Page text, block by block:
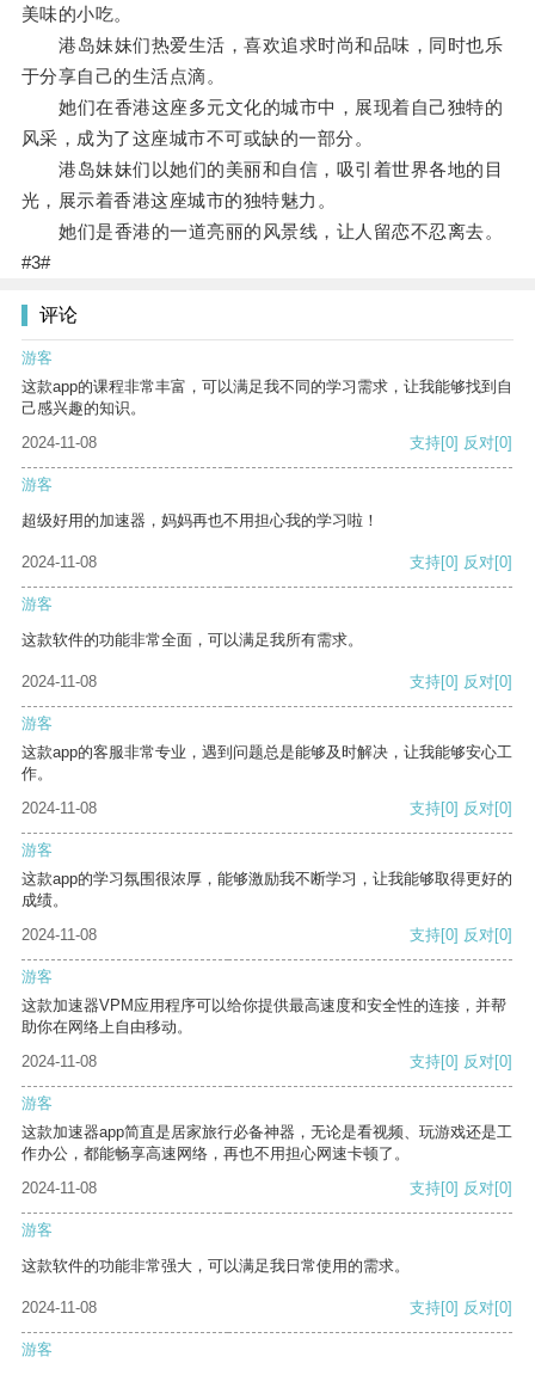
美味的小吃。
港岛妹妹们热爱生活，喜欢追求时尚和品味，同时也乐
于分享自己的生活点滴。
她们在香港这座多元文化的城市中，展现着自己独特的
风采，成为了这座城市不可或缺的一部分。
港岛妹妹们以她们的美丽和自信，吸引着世界各地的目
光，展示着香港这座城市的独特魅力。
她们是香港的一道亮丽的风景线，让人留恋不忍离去。
#3#
评论
游客
这款app的课程非常丰富，可以满足我不同的学习需求，让我能够找到自
己感兴趣的知识。
2024-11-08
支持[0] 反对[0]
游客
超级好用的加速器，妈妈再也不用担心我的学习啦！
2024-11-08 支持[0] 反对[0]
游客
这款软件的功能非常全面，可以满足我所有需求。
2024-11-08 支持[0] 反对[0]
游客
这款app的客服非常专业，遇到问题总是能够及时解决，让我能够安心工
作。
2024-11-08
支持[0] 反对[0]
游客
这款app的学习氛围很浓厚，能够激励我不断学习，让我能够取得更好的
成绩。
2024-11-08
支持[0] 反对[0]
游客
这款加速器VPM应用程序可以给你提供最高速度和安全性的连接，并帮
助你在网络上自由移动。
2024-11-08
支持[0] 反对[0]
游客
这款加速器app简直是居家旅行必备神器，无论是看视频、玩游戏还是工
作办公，都能畅享高速网络，再也不用担心网速卡顿了。
2024-11-08
支持[0] 反对[0]
游客
这款软件的功能非常强大，可以满足我日常使用的需求。
2024-11-08 支持[0] 反对[0]
游客